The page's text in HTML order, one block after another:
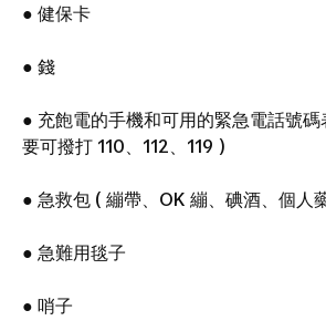
● 健保卡
● 錢
● 充飽電的手機和可用的緊急電話號
要可撥打 110、112、119 )
● 急救包 ( 繃帶、OK 繃、碘酒、個人
● 急難用毯子
● 哨子